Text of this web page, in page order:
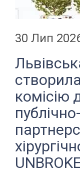
30 Лип
комісію